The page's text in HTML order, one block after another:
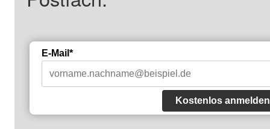
E-Mail*
Kostenlos anmelden